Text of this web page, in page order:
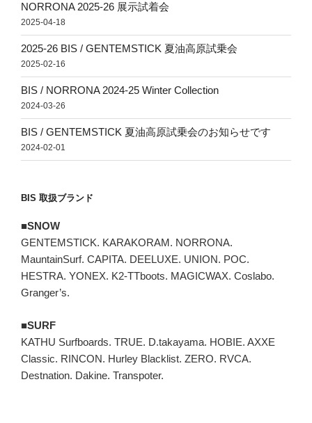
NORRONA 2025-26 展示試着会
2025-04-18
2025-26 BIS / GENTEMSTICK 夏油高原試乗会
2025-02-16
BIS / NORRONA 2024-25 Winter Collection
2024-03-26
BIS / GENTEMSTICK 夏油高原試乗会のお知らせです
2024-02-01
BIS 取扱ブランド
■SNOW
GENTEMSTICK. KARAKORAM. NORRONA.
MauntainSurf. CAPITA. DEELUXE. UNION. POC.
HESTRA. YONEX. K2-TTboots. MAGICWAX. Coslabo.
Granger’s.
■SURF
KATHU Surfboards. TRUE. D.takayama. HOBIE. AXXE
Classic. RINCON. Hurley Blacklist. ZERO. RVCA.
Destnation. Dakine. Transpoter.